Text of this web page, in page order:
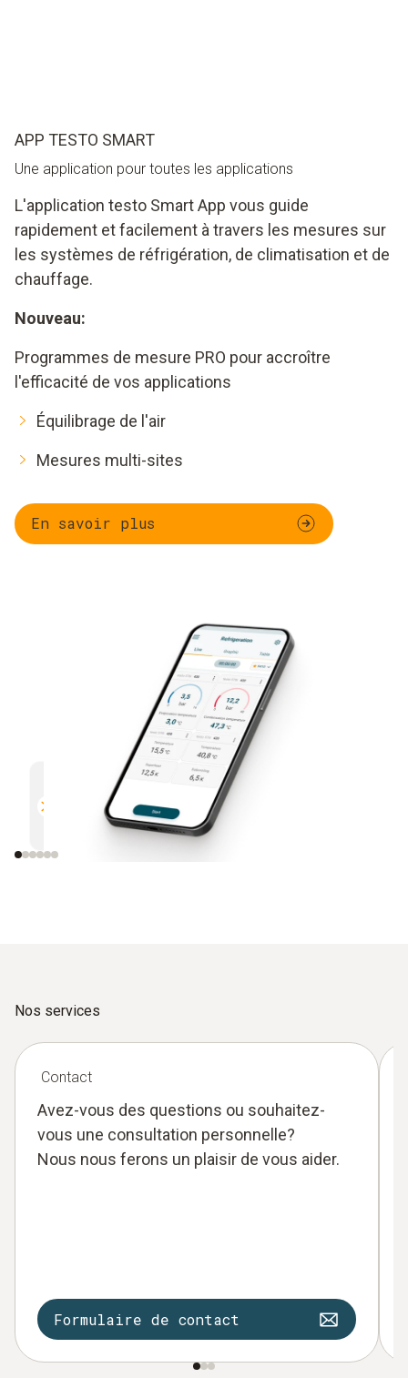
APP TESTO SMART
Une application pour toutes les applications
L'application testo Smart App vous guide
rapidement et facilement à travers les mesures sur
les systèmes de réfrigération, de climatisation et de
chauffage.
Nouveau:
Programmes de mesure PRO pour accroître
l'efficacité de vos applications
Équilibrage de l'air
Mesures multi-sites
En savoir plus
Multifonctionnel
Compatible avec tous les appareils
de mesure Bluetooth de Testo
Nos services
Contact
Avez-vous des questions ou souhaitez-
vous une consultation personnelle?
Nous nous ferons un plaisir de vous aider.
Formulaire de contact